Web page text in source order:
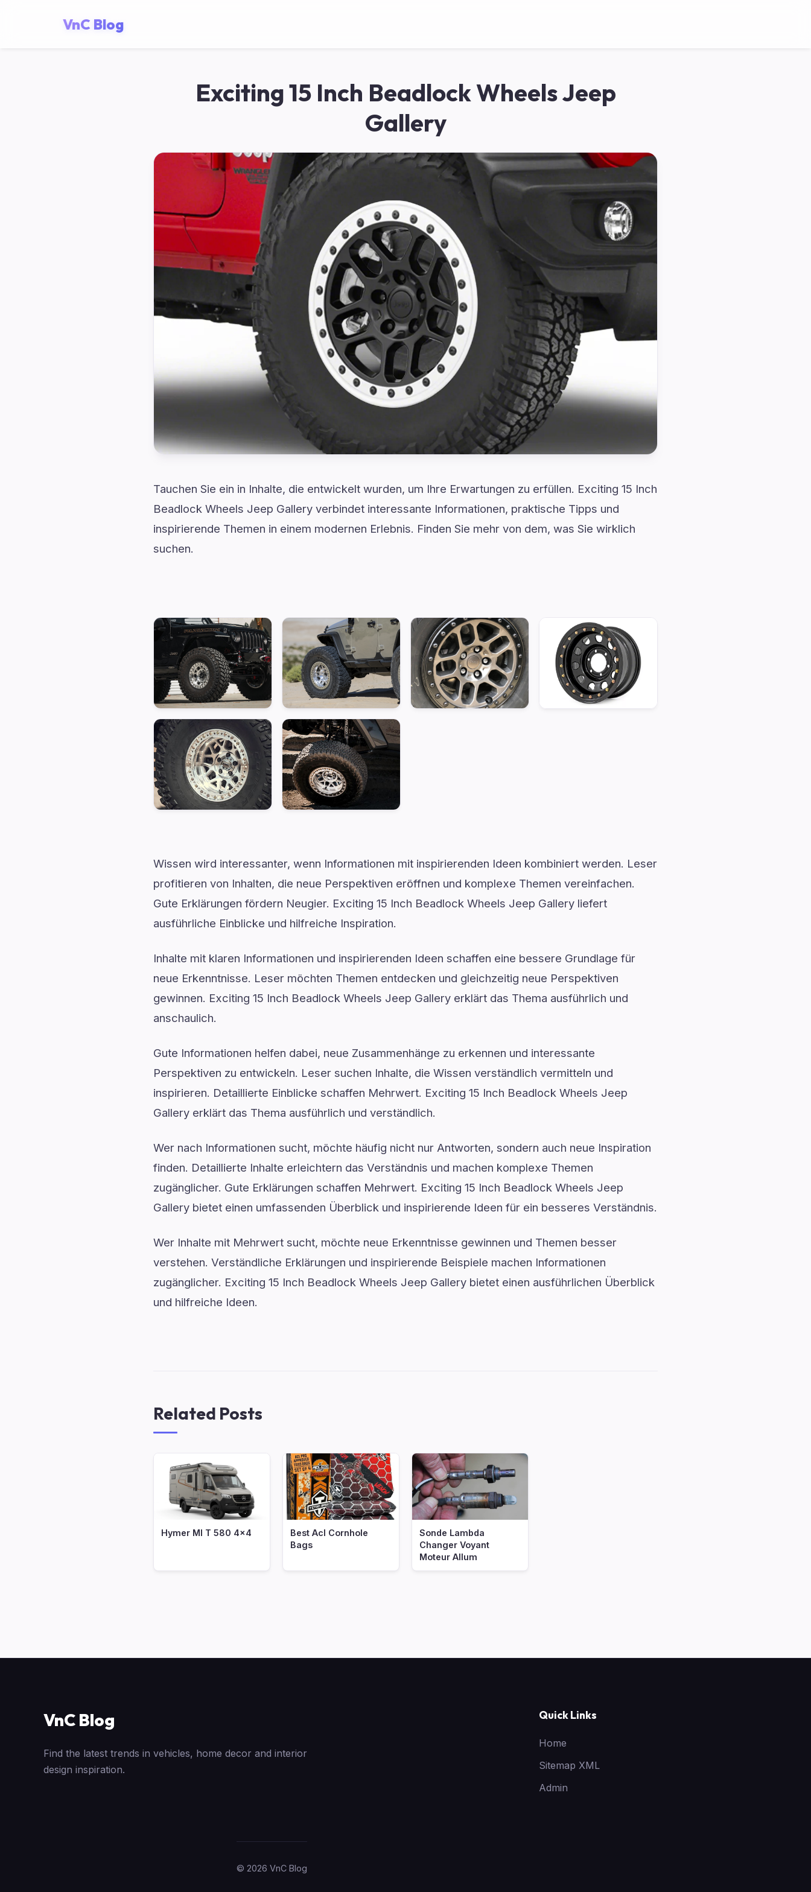
VnC Blog
Exciting 15 Inch Beadlock Wheels Jeep
Gallery
Tauchen Sie ein in Inhalte, die entwickelt wurden, um Ihre Erwartungen zu erfüllen. Exciting 15 Inch
Beadlock Wheels Jeep Gallery verbindet interessante Informationen, praktische Tipps und
inspirierende Themen in einem modernen Erlebnis. Finden Sie mehr von dem, was Sie wirklich
suchen.
Wissen wird interessanter, wenn Informationen mit inspirierenden Ideen kombiniert werden. Leser
profitieren von Inhalten, die neue Perspektiven eröffnen und komplexe Themen vereinfachen.
Gute Erklärungen fördern Neugier. Exciting 15 Inch Beadlock Wheels Jeep Gallery liefert
ausführliche Einblicke und hilfreiche Inspiration.
Inhalte mit klaren Informationen und inspirierenden Ideen schaffen eine bessere Grundlage für
neue Erkenntnisse. Leser möchten Themen entdecken und gleichzeitig neue Perspektiven
gewinnen. Exciting 15 Inch Beadlock Wheels Jeep Gallery erklärt das Thema ausführlich und
anschaulich.
Gute Informationen helfen dabei, neue Zusammenhänge zu erkennen und interessante
Perspektiven zu entwickeln. Leser suchen Inhalte, die Wissen verständlich vermitteln und
inspirieren. Detaillierte Einblicke schaffen Mehrwert. Exciting 15 Inch Beadlock Wheels Jeep
Gallery erklärt das Thema ausführlich und verständlich.
Wer nach Informationen sucht, möchte häufig nicht nur Antworten, sondern auch neue Inspiration
finden. Detaillierte Inhalte erleichtern das Verständnis und machen komplexe Themen
zugänglicher. Gute Erklärungen schaffen Mehrwert. Exciting 15 Inch Beadlock Wheels Jeep
Gallery bietet einen umfassenden Überblick und inspirierende Ideen für ein besseres Verständnis.
Wer Inhalte mit Mehrwert sucht, möchte neue Erkenntnisse gewinnen und Themen besser
verstehen. Verständliche Erklärungen und inspirierende Beispiele machen Informationen
zugänglicher. Exciting 15 Inch Beadlock Wheels Jeep Gallery bietet einen ausführlichen Überblick
und hilfreiche Ideen.
Related Posts
Hymer Ml T 580 4x4
Best Acl Cornhole
Bags
Sonde Lambda
Changer Voyant
Moteur Allum
VnC Blog
Find the latest trends in vehicles, home decor and interior
design inspiration.
Quick Links
Home
Sitemap XML
Admin
© 2026 VnC Blog